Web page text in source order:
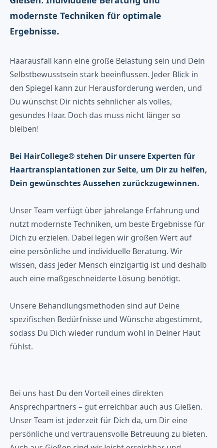
modernste Techniken für optimale
Ergebnisse.
Haarausfall kann eine große Belastung sein und Dein
Selbstbewusstsein stark beeinflussen. Jeder Blick in
den Spiegel kann zur Herausforderung werden, und
Du wünschst Dir nichts sehnlicher als volles,
gesundes Haar. Doch das muss nicht länger so
bleiben!
Bei HairCollege® stehen Dir unsere Experten für
Haartransplantationen zur Seite, um Dir zu helfen,
Dein gewünschtes Aussehen zurückzugewinnen.
Unser Team verfügt über jahrelange Erfahrung und
nutzt modernste Techniken, um beste Ergebnisse für
Dich zu erzielen. Dabei legen wir großen Wert auf
eine persönliche und individuelle Beratung. Wir
wissen, dass jeder Mensch einzigartig ist und deshalb
auch eine maßgeschneiderte Lösung benötigt.
Unsere Behandlungsmethoden sind auf Deine
spezifischen Bedürfnisse und Wünsche abgestimmt,
sodass Du Dich wieder rundum wohl in Deiner Haut
fühlst.
Bei uns hast Du den Vorteil eines direkten
Ansprechpartners – gut erreichbar auch aus Gießen.
Unser Team ist jederzeit für Dich da, um Dir eine
persönliche und vertrauensvolle Betreuung zu bieten.